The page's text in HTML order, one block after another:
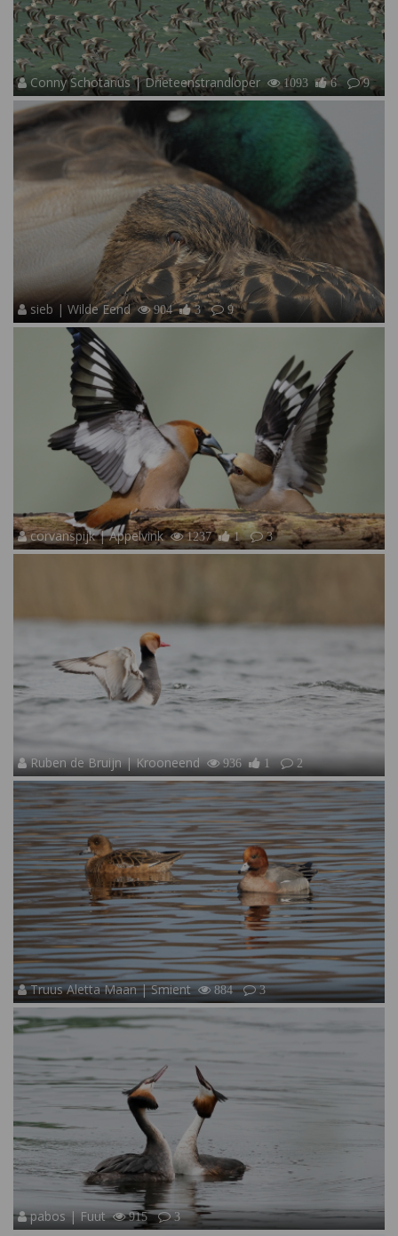
Conny Schotanus | Drieteenstrandloper 1093 6 9
sieb | Wilde Eend 904 3 9
corvanspijk | Appelvink 1237 1 3
Ruben de Bruijn | Krooneend 936 1 2
Truus Aletta Maan | Smient 884 3
pabos | Fuut 915 3